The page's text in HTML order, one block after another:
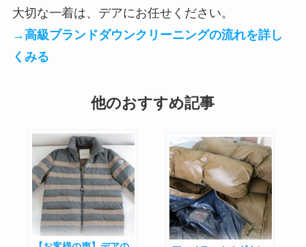
大切な一着は、デアにお任せください。
→高級ブランドダウンクリーニングの流れを詳し
くみる
他のおすすめ記事